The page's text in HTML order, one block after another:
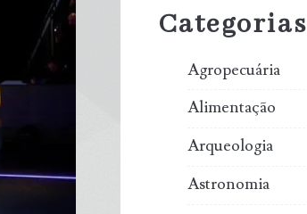
Sidebar
Categorias
Agropecuária
Alimentação
Arqueologia
Astronomia